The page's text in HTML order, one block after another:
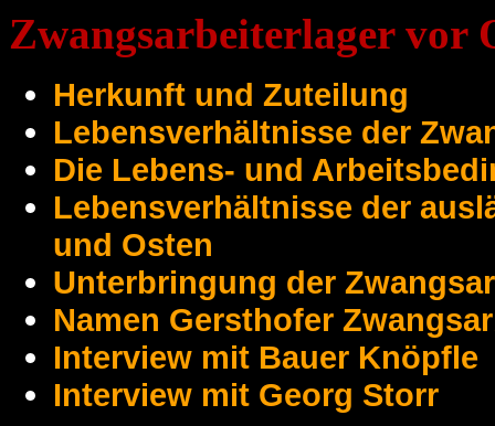
Zwangsarbeiterlager vor
Herkunft und Zuteilung
Lebensverhältnisse der
Die Lebens- und
Lebensverhältnisse der
und Osten
Unterbringung der
Namen Gersthofer
Interview mit Bauer Knöpfle
Interview mit Georg Storr